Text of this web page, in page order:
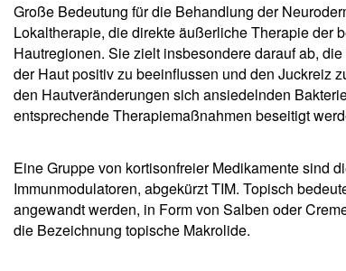
Große Bedeutung für die Behandlung der
Lokaltherapie, die direkte äußerliche Therapie der
Hautregionen. Sie zielt insbesondere darauf ab,
der Haut positiv zu beeinflussen und den Juckreiz
den Hautveränderungen sich ansiedelnden
entsprechende Therapiemaßnahmen beseitigt
Eine Gruppe von kortisonfreier Medikamente sind
Immunmodulatoren, abgekürzt TIM. Topisch
angewandt werden, in Form von Salben oder
die Bezeichnung topische Makrolide.